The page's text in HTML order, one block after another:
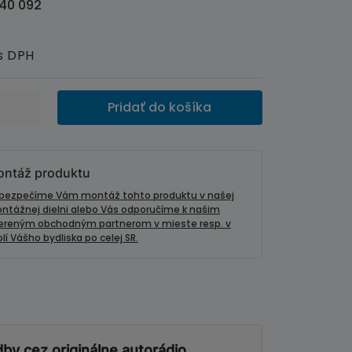
092
DPH
Pridať do košíka
produktu
Vám montáž tohto produktu v našej
dielni alebo Vás odporučíme k našim
obchodným partnerom v mieste resp. v
Vášho bydliska po celej SR.